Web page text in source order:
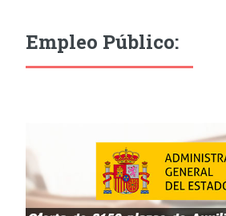
Empleo Público: